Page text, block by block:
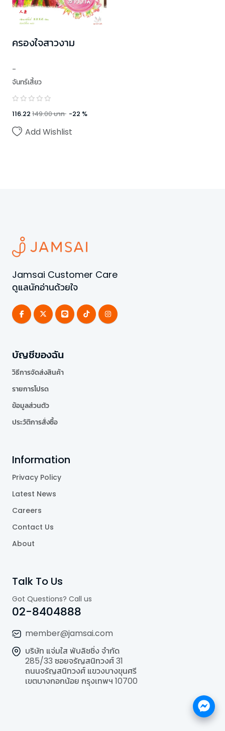
ครองใจสาวงาม
-
จันทร์เสี้ยว
116.22 149.00บาท -22 %
Add Wishlist
Jamsai Customer Care
ดูแลนักอ่านด้วยใจ
บัญชีของฉัน
วิธีการจัดส่งสินค้า
รายการโปรด
ข้อมูลส่วนตัว
ประวัติการสั่งซื้อ
Information
Privacy Policy
Latest News
Careers
Contact Us
About
Talk To Us
Got Questions? Call us
02-8404888
member@jamsai.com
บริษัท แจ่มใส พับลิชชิ่ง จำกัด
285/33 ซอยจรัญสนิทวงศ์ 31
ถนนจรัญสนิทวงศ์ แขวงบางขุนศรี
เขตบางกอกน้อย กรุงเทพฯ 10700